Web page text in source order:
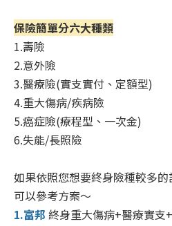
保險簡單分六大種類
1.壽險
2.意外險
3.醫療險(實支實付、定額型)
4.重大傷病/疾病險
5.癌症險(療程型、一次金)
6.失能/長照險
如果依照您想要終身險種較多的
可以參考方案～
1.富邦 終身重大傷病+醫療實支